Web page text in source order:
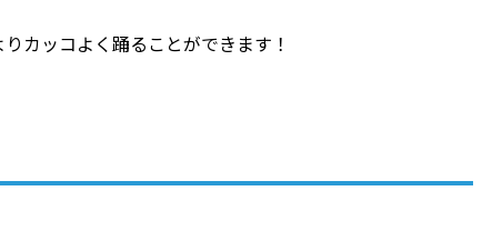
カッコよく踊ることができます！